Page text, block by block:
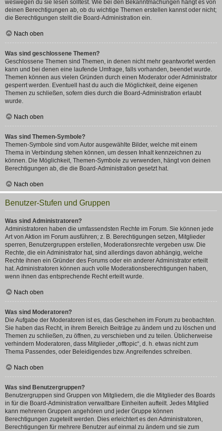
weswegen du sie lesen solltest. Wie bei den Bekanntmachungen hängt es von
deinen Berechtigungen ab, ob du wichtige Themen erstellen kannst oder nicht;
die Berechtigungen stellt die Board-Administration ein.
Nach oben
Was sind geschlossene Themen?
Geschlossene Themen sind Themen, in denen nicht mehr geantwortet werden
kann und bei denen eine laufende Umfrage, falls vorhanden, beendet wurde.
Themen können aus vielen Gründen durch einen Moderator oder Administrator
gesperrt werden. Eventuell hast du auch die Möglichkeit, deine eigenen
Themen zu schließen, sofern dies durch die Board-Administration erlaubt
wurde.
Nach oben
Was sind Themen-Symbole?
Themen-Symbole sind vom Autor ausgewählte Bilder, welche mit einem
Thema in Verbindung stehen können, um dessen Inhalt kennzeichnen zu
können. Die Möglichkeit, Themen-Symbole zu verwenden, hängt von deinen
Berechtigungen ab, die die Board-Administration gesetzt hat.
Nach oben
Benutzer-Stufen und Gruppen
Was sind Administratoren?
Administratoren haben die umfassendsten Rechte im Forum. Sie können jede
Art von Aktion im Forum ausführen; z. B. Berechtigungen setzen, Mitglieder
sperren, Benutzergruppen erstellen, Moderationsrechte vergeben usw. Die
Rechte, die ein Administrator hat, sind allerdings davon abhängig, welche
Rechte ihnen ein Gründer des Forums oder ein anderer Administrator erteilt
hat. Administratoren können auch volle Moderationsberechtigungen haben,
wenn ihnen das entsprechende Recht erteilt wurde.
Nach oben
Was sind Moderatoren?
Die Aufgabe der Moderatoren ist es, das Geschehen im Forum zu beobachten.
Sie haben das Recht, in ihrem Bereich Beiträge zu ändern und zu löschen und
Themen zu schließen, zu öffnen, zu verschieben und zu teilen. Üblicherweise
verhindern Moderatoren, dass Mitglieder „offtopic“, d. h. etwas nicht zum
Thema Passendes, oder Beleidigendes bzw. Angreifendes schreiben.
Nach oben
Was sind Benutzergruppen?
Benutzergruppen sind Gruppen von Mitgliedern, die die Mitglieder des Boards
in für die Board-Administration verwaltbare Einheiten aufteilt. Jedes Mitglied
kann mehreren Gruppen angehören und jeder Gruppe können
Berechtigungen zugeteilt werden. Dies erleichtert es den Administratoren,
Berechtigungen für mehrere Benutzer auf einmal zu ändern und sie zum